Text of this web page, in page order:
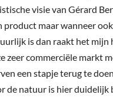
visie van Gérard
product maar wanneer
is dan raakt het mijn
zeer commerciële markt
een stapje terug te
de natuur is hier duidelijk